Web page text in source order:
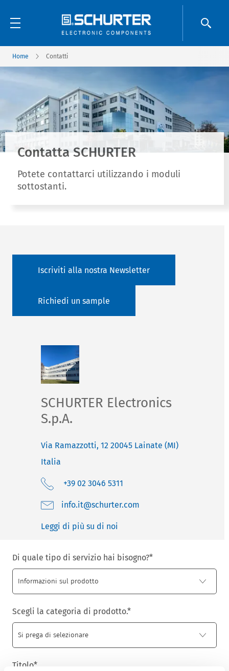
Home Contatti
Contatta SCHURTER
Potete contattarci utilizzando i moduli
sottostanti.
Iscriviti alla nostra Newsletter
Richiedi un sample
SCHURTER Electronics
S.p.A.
Via Ramazzotti, 12 20045 Lainate (MI)
Italia
+39 02 3046 5311
moc.retruhcs@ti.ofni
Leggi di più su di noi
Di quale tipo di servizio hai bisogno?*
Scegli la categoria di prodotto.*
Titolo*